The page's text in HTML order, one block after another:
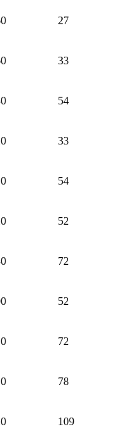
27
33
54
33
54
52
72
52
72
78
109